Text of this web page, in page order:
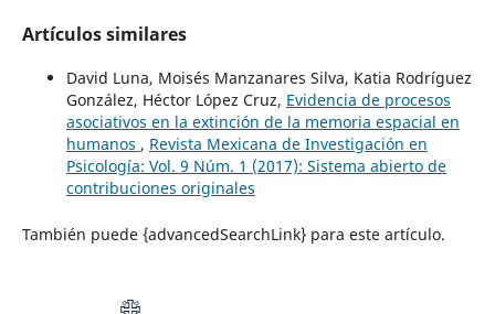
Artículos similares
David Luna, Moisés Manzanares Silva, Katia Rodríguez
González, Héctor López Cruz, Evidencia de procesos
asociativos en la extinción de la memoria espacial en
humanos , Revista Mexicana de Investigación en
Psicología: Vol. 9 Núm. 1 (2017): Sistema abierto de
contribuciones originales
También puede {advancedSearchLink} para este artículo.